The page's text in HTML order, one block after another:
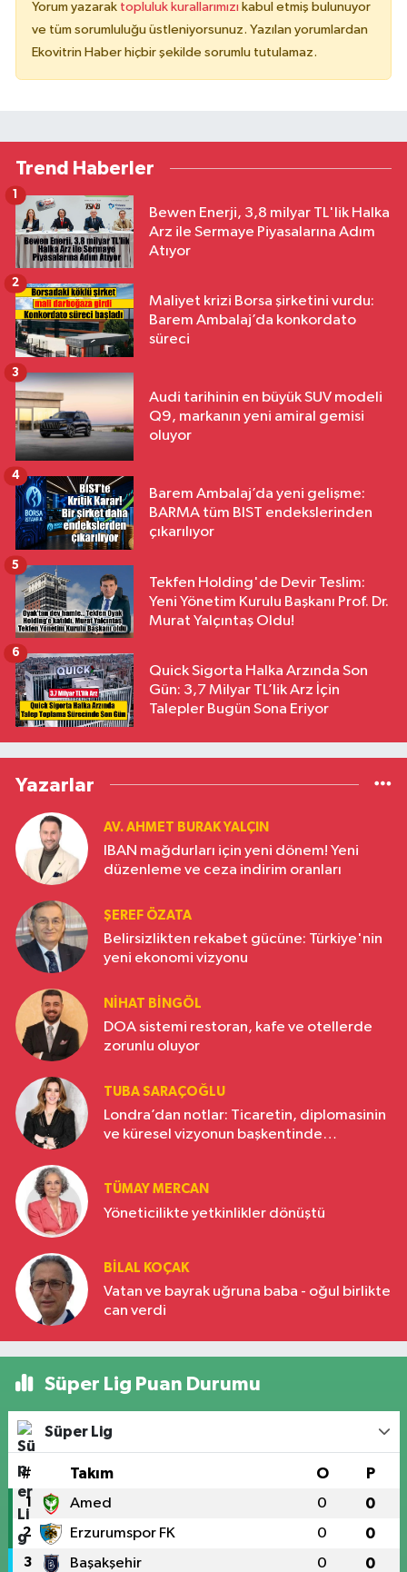
Yorum yazarak topluluk kurallarımızı kabul etmiş bulunuyor
ve tüm sorumluluğu üstleniyorsunuz. Yazılan yorumlardan
Ekovitrin Haber hiçbir şekilde sorumlu tutulamaz.
Trend Haberler
Bewen Enerji, 3,8 milyar TL'lik Halka
Arz ile Sermaye Piyasalarına Adım
Atıyor
1
Maliyet krizi Borsa şirketini vurdu:
Barem Ambalaj’da konkordato
süreci
2
Audi tarihinin en büyük SUV modeli
Q9, markanın yeni amiral gemisi
oluyor
3
Barem Ambalaj’da yeni gelişme:
BARMA tüm BIST endekslerinden
çıkarılıyor
4
Tekfen Holding'de Devir Teslim:
Yeni Yönetim Kurulu Başkanı Prof. Dr.
Murat Yalçıntaş Oldu!
5
Quick Sigorta Halka Arzında Son
Gün: 3,7 Milyar TL’lik Arz İçin
Talepler Bugün Sona Eriyor
6
Yazarlar
AV. AHMET BURAK YALÇIN
IBAN mağdurları için yeni dönem! Yeni
düzenleme ve ceza indirim oranları
ŞEREF ÖZATA
Belirsizlikten rekabet gücüne: Türkiye'nin
yeni ekonomi vizyonu
NIHAT BINGÖL
DOA sistemi restoran, kafe ve otellerde
zorunlu oluyor
TUBA SARAÇOĞLU
Londra’dan notlar: Ticaretin, diplomasinin
ve küresel vizyonun başkentinde
TÜMAY MERCAN
Yöneticilikte yetkinlikler dönüştü
BILAL KOÇAK
Vatan ve bayrak uğruna baba - oğul birlikte
can verdi
Süper Lig Puan Durumu
Süper Lig
# Takım O P
1 Amed 0 0
2 Erzurumspor FK 0 0
3 Başakşehir 0 0